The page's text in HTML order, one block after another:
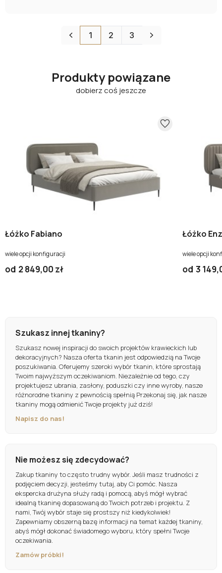
Produkty powiązane
dobierz coś jeszcze
Łóżko Fabiano
wiele opcji konfiguracji
od 2 849,00 zł
Łóżko
wiele opcji
od 3
Szukasz innej tkaniny?
Szukasz nowej inspiracji do swoich projektów krawieckich lub
dekoracyjnych? Nasza oferta tkanin jest odpowiedzią na Twoje
poszukiwania. Oferujemy szeroki wybór tkanin, które sprostają
Twoim najwyższym oczekiwaniom. Niezależnie od tego, czy
projektujesz ubrania, zasłony, poduszki czy inne wyroby, nasze
różnorodne tkaniny z pewnością spełnią Przekonaj się, jak nasze
tkaniny mogą odmienić Twoje projekty już dziś!
Napisz do nas!
Nie możesz się zdecydować?
Zakup tkaniny to często trudny wybór. Jeśli masz trudności z
podjęciem decyzji, jesteśmy tutaj, aby Ci pomóc. Nasza
ekspercka drużyna służy radą i pomocą, abyś mógł wybrać
idealną tkaninę dopasowaną do Twoich potrzeb i projektu. Z
nami, Twój wybór staje się prostszy niż kiedykolwiek!
Zapewniamy obszerną bazę informacji na temat każdej tkaniny,
abyś mógł dokonać świadomego wyboru, który spełni Twoje
oczekiwania.
Zamów próbki!